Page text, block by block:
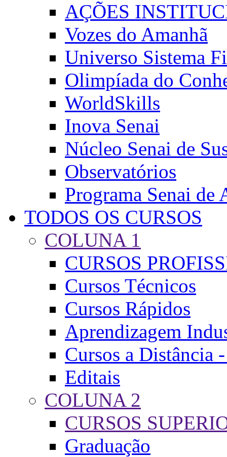
AÇÕES
Vozes do Amanhã
Universo Sistema
Olimpíada do
WorldSkills
Inova Senai
Núcleo Senai de
Observatórios
Programa Senai de
TODOS OS CURSOS
COLUNA 1
CURSOS
Cursos Técnicos
Cursos Rápidos
Aprendizagem
Cursos a Distância
Editais
COLUNA 2
CURSOS
Graduação